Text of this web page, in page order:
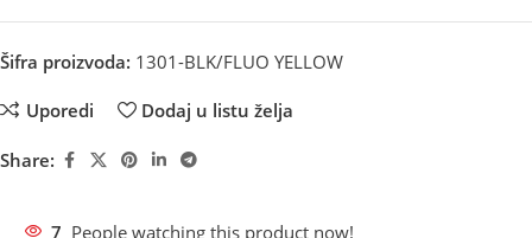
Šifra proizvoda: 1301-BLK/FLUO YELLOW
Uporedi Dodaj u listu želja
Share:
7 People watching this product now!